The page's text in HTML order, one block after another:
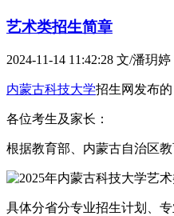
艺术类招生简章
2024-11-14 11:42:28 文/潘玥婷
内蒙古科技大学招生网发布的
各位考生及家长：
根据教育部、内蒙古自治区
具体分省分专业招生计划、